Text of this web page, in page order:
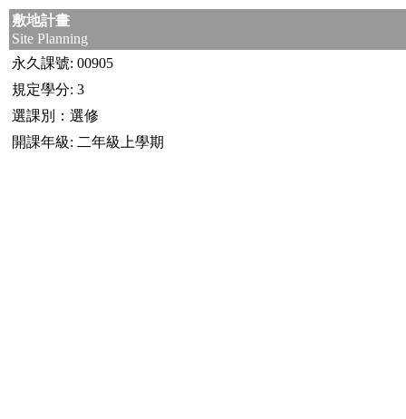
敷地計畫
Site Planning
永久課號: 00905
規定學分: 3
選課別：選修
開課年級: 二年級上學期